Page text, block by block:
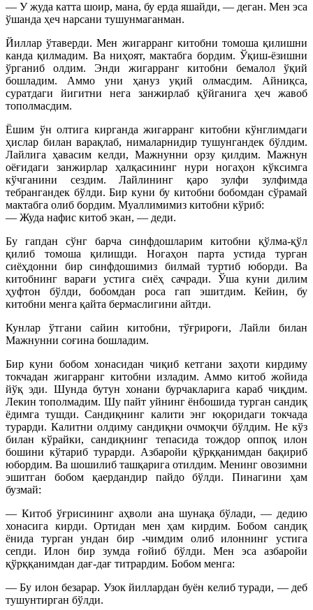
— У жуда катта шоир, мана, бу ерда яшайди, — деган. Мен эса
ўшанда ҳеч нарсани тушунмаганман.
Йиллар ўтаверди. Мен жигарранг китобни томоша қилишни
канда қилмадим. Ва ниҳоят, мактабга бордим. Ўқиш-ёзишни
ўрганиб олдим. Энди жигарранг китобни бемалол ўқий
бошладим. Аммо уни ҳануз уқий олмасдим. Айниқса,
суратдаги йигитни нега занжирлаб қўйганига ҳеч жавоб
тополмасдим.
Ёшим ўн олтига кирганда жигарранг китобни кўнглимдаги
ҳислар билан варақлаб, нималарнидир тушунгандек бўлдим.
Лайлига ҳавасим келди, Мажнунни орзу қилдим. Мажнун
оёғидаги занжирлар ҳалқасининг нури ногаҳон кўксимга
кўчганини сездим. Лайлининг қаро зулфи зулфимда
тебрангандек бўлди. Бир куни бу китобни бобомдан сўрамай
мактабга олиб бордим. Муаллимимиз китобни кўриб:
— Жуда нафис китоб экан, — деди.
Бу гапдан сўнг барча синфдошларим китобни қўлма-қўл
қилиб томоша қилишди. Ногаҳон парта устида турган
сиёҳдонни бир синфдошимиз билмай туртиб юборди. Ва
китобнинг варағи устига сиёҳ сачради. Ўша куни дилим
ҳуфтон бўлди, бобомдан роса гап эшитдим. Кейин, бу
китобни менга қайта бермаслигини айтди.
Кунлар ўтгани сайин китобни, тўғрироғи, Лайли билан
Мажнунни соғина бошладим.
Бир куни бобом хонасидан чиқиб кетгани заҳоти кирдиму
токчадан жигарранг китобни изладим. Аммо китоб жойида
йўқ эди. Шунда бутун хонани бурчакларига караб чиқдим.
Лекин тополмадим. Шу пайт уйнинг ёнбошида турган сандиқ
ёдимга тушди. Сандиқнинг калити энг юқоридаги токчада
турарди. Калитни олдиму сандиқни очмоқчи бўлдим. Не кўз
билан кўрайки, сандиқнинг тепасида тождор оппоқ илон
бошини кўтариб турарди. Азбаройи қўрққанимдан бақириб
юбордим. Ва шошилиб ташқарига отилдим. Менинг овозимни
эшитган бобом қаердандир пайдо бўлди. Пинагини ҳам
бузмай:
— Китоб ўғрисининг аҳволи ана шунақа бўлади, — дедию
хонасига кирди. Ортидан мен ҳам кирдим. Бобом сандиқ
ёнида турган ундан бир -чимдим олиб илоннинг устига
сепди. Илон бир зумда ғойиб бўлди. Мен эса азбаройи
қўрққанимдан дағ-дағ титрардим. Бобом менга:
— Бу илон безарар. Узок йиллардан буён келиб туради, — деб
тушунтирган бўлди.